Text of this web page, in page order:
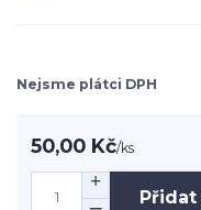
Nejsme plátci DPH
50,00 Kč/ks